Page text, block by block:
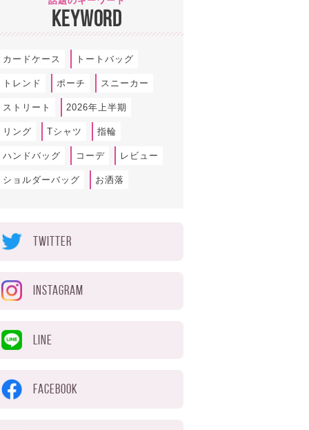
KEYWORD
カードケース トートバッグ
トレンド ポーチ スニーカー
ストリート 2026年上半期
リング Tシャツ 指輪
ハンドバッグ コーデ レビュー
ショルダーバッグ お洒落
TWITTER
INSTAGRAM
LINE
FACEBOOK